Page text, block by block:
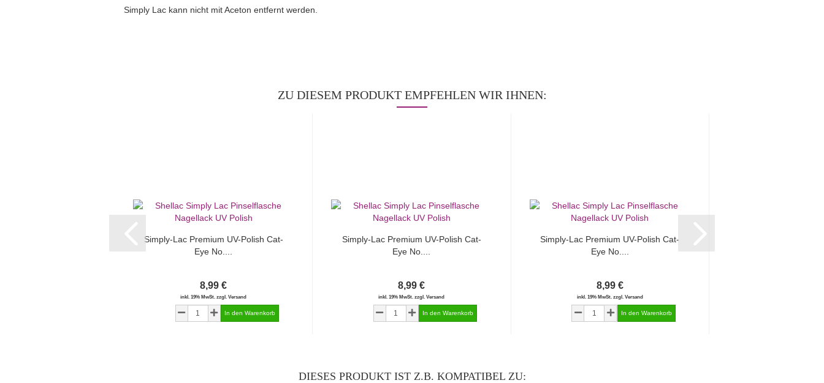
Simply Lac kann nicht mit Aceton entfernt werden.
ZU DIESEM PRODUKT EMPFEHLEN WIR IHNEN:
Simply-Lac Premium UV-Polish Cat-
Eye No....
8,99 €
inkl. 19% MwSt. zzgl. Versand
Simply-Lac Premium UV-Polish Cat-
Eye No....
8,99 €
inkl. 19% MwSt. zzgl. Versand
Simply-Lac Premium UV-Polish Cat-
Eye No....
8,99 €
inkl. 19% MwSt. zzgl. Versand
DIESES PRODUKT IST Z.B. KOMPATIBEL ZU: